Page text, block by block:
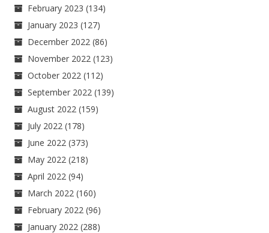
February 2023 (134)
January 2023 (127)
December 2022 (86)
November 2022 (123)
October 2022 (112)
September 2022 (139)
August 2022 (159)
July 2022 (178)
June 2022 (373)
May 2022 (218)
April 2022 (94)
March 2022 (160)
February 2022 (96)
January 2022 (288)